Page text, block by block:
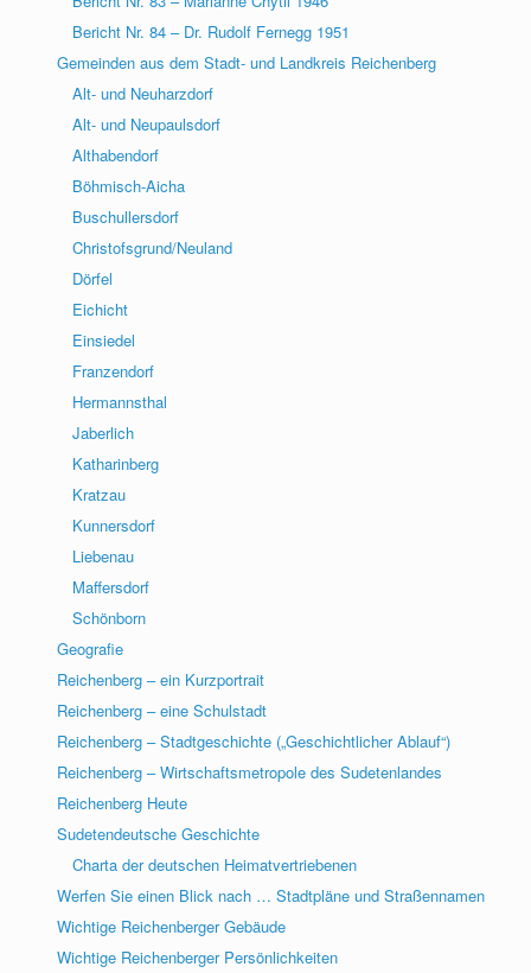
Bericht Nr. 84 – Dr. Rudolf Fernegg 1951
Gemeinden aus dem Stadt- und Landkreis Reichenberg
Alt- und Neuharzdorf
Alt- und Neupaulsdorf
Althabendorf
Böhmisch-Aicha
Buschullersdorf
Christofsgrund/Neuland
Dörfel
Eichicht
Einsiedel
Franzendorf
Hermannsthal
Jaberlich
Katharinberg
Kratzau
Kunnersdorf
Liebenau
Maffersdorf
Schönborn
Geografie
Reichenberg – ein Kurzportrait
Reichenberg – eine Schulstadt
Reichenberg – Stadtgeschichte („Geschichtlicher Ablauf“)
Reichenberg – Wirtschaftsmetropole des Sudetenlandes
Reichenberg Heute
Sudetendeutsche Geschichte
Charta der deutschen Heimatvertriebenen
Werfen Sie einen Blick nach … Stadtpläne und Straßennamen
Wichtige Reichenberger Gebäude
Wichtige Reichenberger Persönlichkeiten